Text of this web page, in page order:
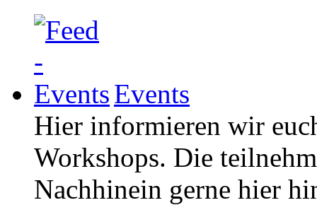
Events
Hier informieren wir
Workshops. Die
Nachhinein gerne hier